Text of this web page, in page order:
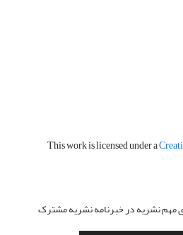
This work is licensed under a
مهم نشریه در خبرنامه نشریه مشترک